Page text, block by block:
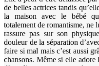
de belles actrices tandis
la maison avec le bébé
totalement de romantisme, ne
rassure pas sur son
douleur de la séparation
faire si mal mais c’est aussi
chansons. Même si elle adore